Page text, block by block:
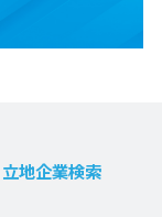
立地企業検索